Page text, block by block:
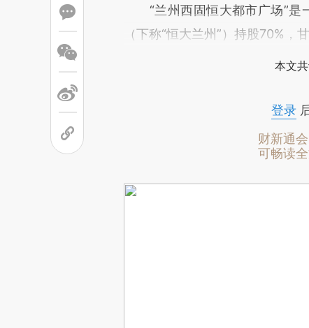
“兰州西固恒大都市广场”是
（下称“恒大兰州”）持股70%，
本文
登录
财新通
可畅读